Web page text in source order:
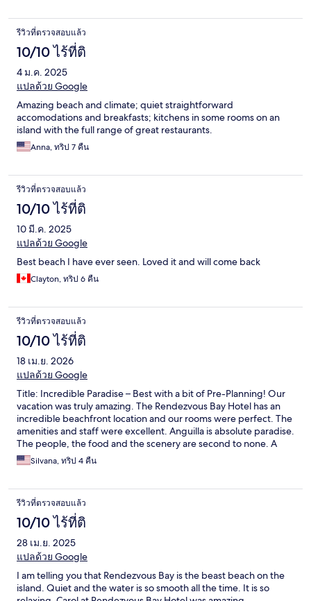
รีวิวที่ตรวจสอบแล้ว
10/10 ไร้ที่ติ
4 ม.ค. 2025
แปลด้วย Google
Amazing beach and climate; quiet straightforward
accomodations and breakfasts; kitchens in some rooms on an
island with the full range of great restaurants.
Anna, ทริป 7 คืน
รีวิวที่ตรวจสอบแล้ว
10/10 ไร้ที่ติ
10 มี.ค. 2025
แปลด้วย Google
Best beach I have ever seen. Loved it and will come back
Clayton, ทริป 6 คืน
รีวิวที่ตรวจสอบแล้ว
10/10 ไร้ที่ติ
18 เม.ย. 2026
แปลด้วย Google
Title: Incredible Paradise – Best with a bit of Pre-Planning! Our
vacation was truly amazing. The Rendezvous Bay Hotel has an
incredible beachfront location and our rooms were perfect. The
amenities and staff were excellent. Anguilla is absolute paradise.
The people, the food and the scenery are second to none. A
few tips for future guests: getting to and from the hotel can
become expensive, so a car rental is almost a must if you want to
payments for your activities and transportation before you
arrive. It can be a bit costly and challenging to coordinate once
you're there. Planning ahead ensures you can just relax and
enjoy the island!
Silvana, ทริป 4 คืน
รีวิวที่ตรวจสอบแล้ว
10/10 ไร้ที่ติ
28 เม.ย. 2025
แปลด้วย Google
I am telling you that Rendezvous Bay is the beast beach on the
island. Quiet and the water is so smooth all the time. It is so